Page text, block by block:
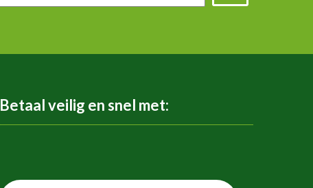
Betaal veilig en snel met: